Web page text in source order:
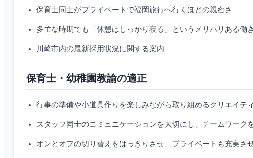
保育士同士がプライベートで福岡旅行へ行くほどの親密さ
多忙な時期でも「休憩はしっかり寝る」というメリハリある働
川崎市内の最新採用状況に関する案内
保育士・幼稚園教諭の適正
行事の準備や小道具作りを楽しみながら取り組めるクリエイテ
スタッフ同士のコミュニケーションを大切にし、チームワーク
オンとオフの切り替えをはっきりさせ、プライベートも充実さ